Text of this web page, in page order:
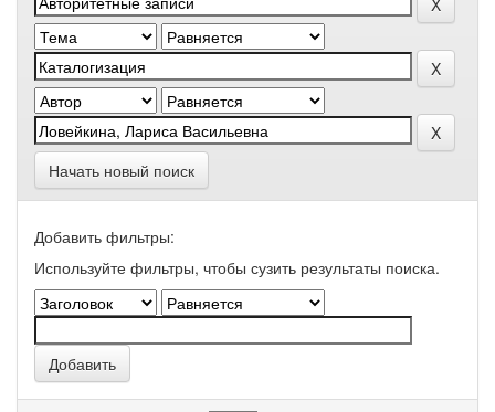
Начать новый поиск
Добавить фильтры:
Используйте фильтры, чтобы сузить результаты поиска.